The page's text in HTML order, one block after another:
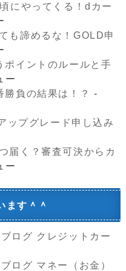
にやってくる！dカー
も諦めるな！GOLD申
ポイントのルールと手
ー
負の結果は！？
-
ップグレード申し込み
届く？審査可決からカ
ー
ます＾＾